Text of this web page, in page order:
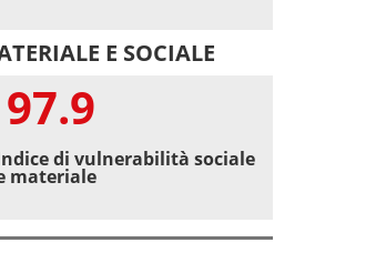
E SOCIALE
97.9
di vulnerabilità sociale
materiale